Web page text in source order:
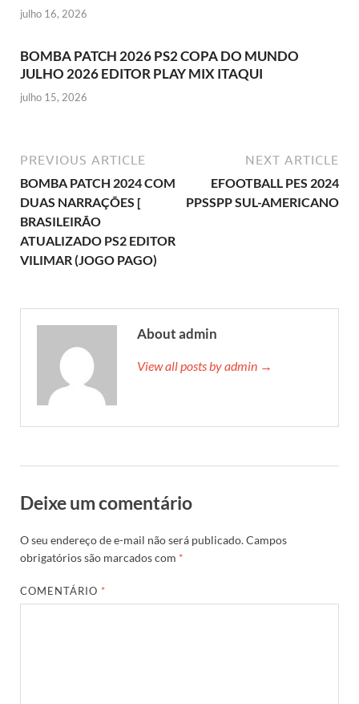
julho 16, 2026
BOMBA PATCH 2026 PS2 COPA DO MUNDO
JULHO 2026 EDITOR PLAY MIX ITAQUI
julho 15, 2026
PREVIOUS ARTICLE
BOMBA PATCH 2024 COM
DUAS NARRAÇÕES [
BRASILEIRÃO
ATUALIZADO PS2 EDITOR
VILIMAR (JOGO PAGO)
NEXT ARTICLE
EFOOTBALL PES 2024
PPSSPP SUL-AMERICANO
About admin
View all posts by admin →
Deixe um comentário
O seu endereço de e-mail não será publicado.Campos
obrigatórios são marcados com *
COMENTÁRIO *